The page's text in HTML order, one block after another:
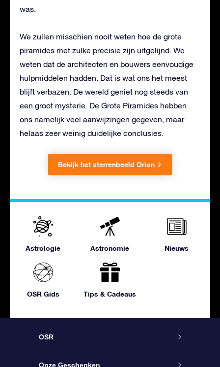
was.
We zullen misschien nooit weten hoe de grote
piramides met zulke precisie zijn uitgelijnd. We
weten dat de architecten en bouwers eenvoudige
hulpmiddelen hadden. Dat is wat ons het meest
blijft verbazen. De wereld geniet nog steeds van
een groot mysterie. De Grote Piramides hebben
ons namelijk veel aanwijzingen gegeven, maar
helaas zeer weinig duidelijke conclusies.
Bekijk het sterrenbeeld Orion
Astrologie Astronomie Nieuws
OSR Gids Tips & Cadeaus
OSR
Service
Onze Geschenken